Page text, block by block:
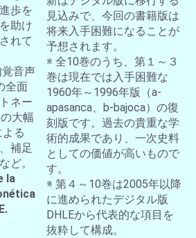
歩を
助け
れて
音声
全面
ネー
大幅
る
補足
ど。
la
見込みで、今回の書籍版は
将来入手困難になることが
予想されます。
※ 全10巻のうち、第１～３
巻は現在では入手困難な
1960年～1996年版（a-
apasanca、b-bajoca）の復
刻版です。過去の貴重な学
術的成果であり、一次史料
としての価値が高いもので
す。
※ 第４～10巻は2005年以降
に進められたデジタル版
DHLEから代表的な項目を
抜粋して構成。